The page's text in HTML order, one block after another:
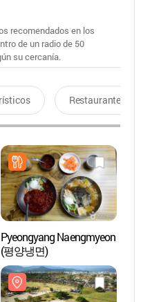
recomendados en los
de un radio de 50
su cercanía.
Restaurantes
Pyeongyang Naengmyeon
(평양냉면)